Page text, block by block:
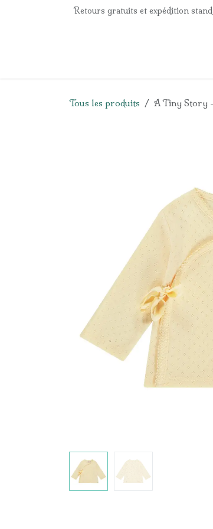
Se rendre au contenuRetours gratuits et expédition
Tous les produits A Tiny Story